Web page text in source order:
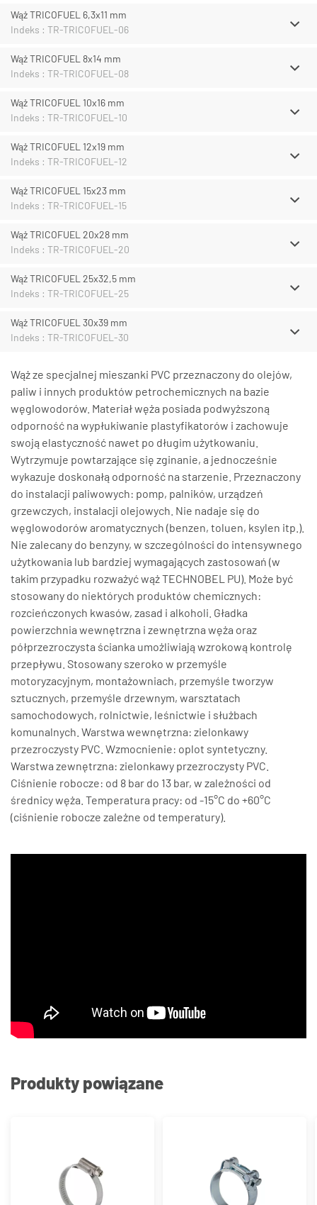
Wąż TRICOFUEL 6,3x11 mm
Indeks : TR-TRICOFUEL-06
Wąż TRICOFUEL 8x14 mm
Indeks : TR-TRICOFUEL-08
Wąż TRICOFUEL 10x16 mm
Indeks : TR-TRICOFUEL-10
Wąż TRICOFUEL 12x19 mm
Indeks : TR-TRICOFUEL-12
Wąż TRICOFUEL 15x23 mm
Indeks : TR-TRICOFUEL-15
Wąż TRICOFUEL 20x28 mm
Indeks : TR-TRICOFUEL-20
Wąż TRICOFUEL 25x32,5 mm
Indeks : TR-TRICOFUEL-25
Wąż TRICOFUEL 30x39 mm
Indeks : TR-TRICOFUEL-30
Wąż ze specjalnej mieszanki PVC przeznaczony do olejów,
paliw i innych produktów petrochemicznych na bazie
węglowodorów. Materiał węża posiada podwyższoną
odporność na wypłukiwanie plastyfikatorów i zachowuje
swoją elastyczność nawet po długim użytkowaniu.
Wytrzymuje powtarzające się zginanie, a jednocześnie
wykazuje doskonałą odporność na starzenie. Przeznaczony
do instalacji paliwowych: pomp, palników, urządzeń
grzewczych, instalacji olejowych. Nie nadaje się do
węglowodorów aromatycznych (benzen, toluen, ksylen itp.).
Nie zalecany do benzyny, w szczególności do intensywnego
użytkowania lub bardziej wymagających zastosowań (w
takim przypadku rozważyć wąż TECHNOBEL PU). Może być
stosowany do niektórych produktów chemicznych:
rozcieńczonych kwasów, zasad i alkoholi. Gładka
powierzchnia wewnętrzna i zewnętrzna węża oraz
półprzezroczysta ścianka umożliwiają wzrokową kontrolę
przepływu. Stosowany szeroko w przemyśle
motoryzacyjnym, montażowniach, przemyśle tworzyw
sztucznych, przemyśle drzewnym, warsztatach
samochodowych, rolnictwie, leśnictwie i służbach
komunalnych. Warstwa wewnętrzna: zielonkawy
przezroczysty PVC. Wzmocnienie: oplot syntetyczny.
Warstwa zewnętrzna: zielonkawy przezroczysty PVC.
Ciśnienie robocze: od 8 bar do 13 bar, w zależności od
średnicy węża. Temperatura pracy: od -15°C do +60°C
(ciśnienie robocze zależne od temperatury).
Produkty powiązane